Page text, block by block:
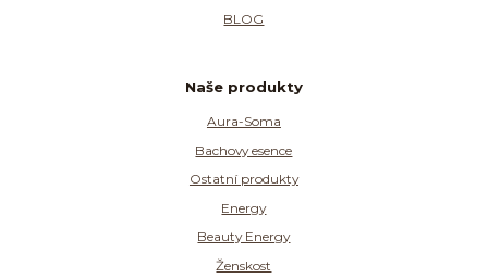
BLOG
Naše produkty
Aura-Soma
Bachovy esence
Ostatní produkty
Energy
Beauty Energy
Ženskost